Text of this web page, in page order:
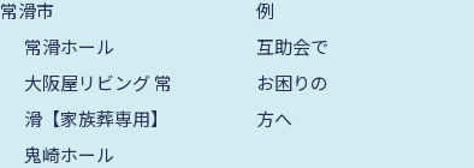
2025年7月
2025年6月
2025年5月
常滑市
常滑ホール
大阪屋リビング 常
滑【家族葬専用】
鬼崎ホール
例
互助会で
お困りの
方へ